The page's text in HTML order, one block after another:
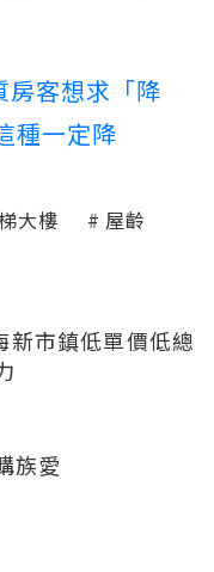
房客想求「降
種一定降
大樓
屋齡
新市鎮低單價低總
族愛